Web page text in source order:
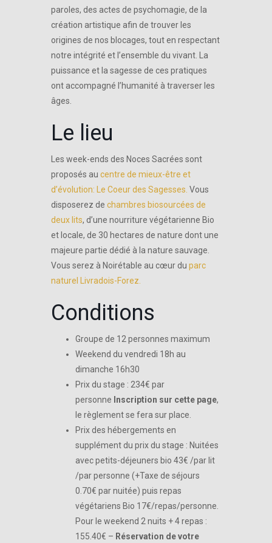
paroles, des actes de psychomagie, de la
création artistique afin de trouver les
origines de nos blocages, tout en respectant
notre intégrité et l’ensemble du vivant. La
puissance et la sagesse de ces pratiques
ont accompagné l’humanité à traverser les
âges.
Le lieu
Les week-ends des Noces Sacrées sont
proposés au centre de mieux-être et
d’évolution: Le Coeur des Sagesses. Vous
disposerez de chambres biosourcées de
deux lits, d’une nourriture végétarienne Bio
et locale, de 30 hectares de nature dont une
majeure partie dédié à la nature sauvage.
Vous serez à Noirétable au cœur du parc
naturel Livradois-Forez.
Conditions
Groupe de 12 personnes maximum
Weekend du vendredi 18h au
dimanche 16h30
Prix du stage : 234€ par
personne Inscription sur cette page,
le règlement se fera sur place.
Prix des hébergements en
supplément du prix du stage : Nuitées
avec petits-déjeuners bio 43€ /par lit
/par personne (+Taxe de séjours
0.70€ par nuitée) puis repas
végétariens Bio 17€/repas/personne.
Pour le weekend 2 nuits + 4 repas :
155.40€ – Réservation de votre